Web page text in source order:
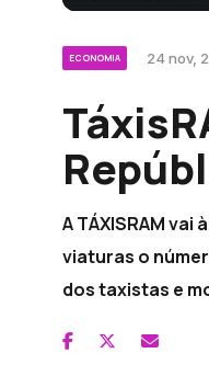
ECONOMIA 24 nov,
A TÁXISRAM
viaturas o
dos taxistas e